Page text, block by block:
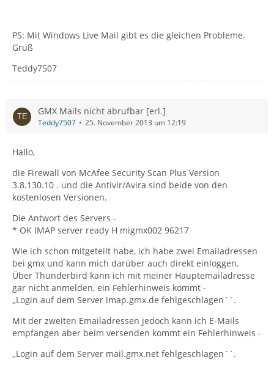
PS: Mit Windows Live Mail gibt es die gleichen Probleme.
Gruß
Teddy7507
GMX Mails nicht abrufbar [erl.]
Teddy7507 25. November 2013 um 12:19
Hallo,
die Firewall von McAfee Security Scan Plus Version
3.8.130.10 . und die Antivir/Avira sind beide von den
kostenlosen Versionen.
Die Antwort des Servers -
* OK IMAP server ready H migmx002 96217
Wie ich schon mitgeteilt habe, ich habe zwei Emailadressen
bei gmx und kann mich darüber auch direkt einloggen.
Über Thunderbird kann ich mit meiner Hauptemailadresse
gar nicht anmelden, ein Fehlerhinweis kommt -
,,Login auf dem Server imap.gmx.de fehlgeschlagen``.
Mit der zweiten Emailadressen jedoch kann ich E-Mails
empfangen aber beim versenden kommt ein Fehlerhinweis -
,,Login auf dem Server mail.gmx.net fehlgeschlagen``.